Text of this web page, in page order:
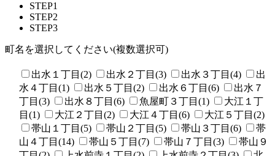
STEP1
STEP2
STEP3
町名を選択してください(複数選択可)
出水１丁目(2) 出水２丁目(3) 出水３丁目(4)
出
水４丁目(1)
出水５丁目(2) 出水６丁目(6)
出水７
丁目(3)
出水８丁目(6) 魚屋町３丁目(1)
大江１丁
目(1)
大江２丁目(2) 大江４丁目(6)
大江５丁目(2)
帯山１丁目(5)
帯山２丁目(5) 帯山３丁目(6)
帯
山４丁目(14)
帯山５丁目(7) 帯山７丁目(3)
帯山９